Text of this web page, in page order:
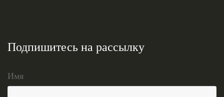
Подпишитесь на рассылку
Имя